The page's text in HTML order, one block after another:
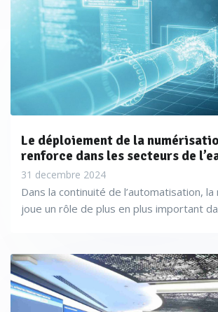
Le déploiement de la
renforce dans les secteurs de
31 decembre 2024
Dans la continuité de l’automatisation,
joue un rôle de plus en plus important